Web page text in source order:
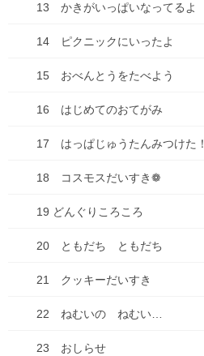
13 かきがいっぱいなってるよ
14 ピクニックにいったよ
15 おべんとうをたべよう
16 はじめてのおてがみ
17 はっぱじゅうたんみつけた！
18 コスモスだいすき❁
19 どんぐりころころ
20 ともだち ともだち
21 クッキーだいすき
22 ねむいの ねむい…
23 おしらせ